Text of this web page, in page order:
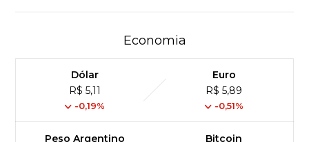
Economia
Dólar
R$ 5,11
-0,19%
Euro
R$ 5,89
-0,51%
Peso Argentino
Bitcoin